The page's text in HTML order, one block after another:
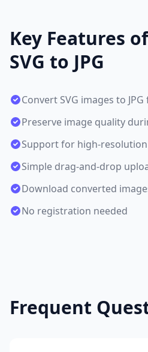
Key Features
SVG to JPG
Convert SVG images to
Preserve image quality
Support for high-
Simple drag-and-drop
Download converted
No registration needed
Frequent